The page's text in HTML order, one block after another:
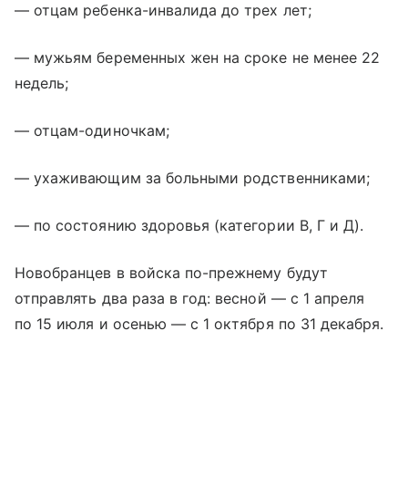
— отцам ребенка-инвалида до трех лет;
— мужьям беременных жен на сроке не менее 22
недель;
— отцам-одиночкам;
— ухаживающим за больными родственниками;
— по состоянию здоровья (категории В, Г и Д).
Новобранцев в войска по-прежнему будут
отправлять два раза в год: весной — с 1 апреля
по 15 июля и осенью — с 1 октября по 31 декабря.